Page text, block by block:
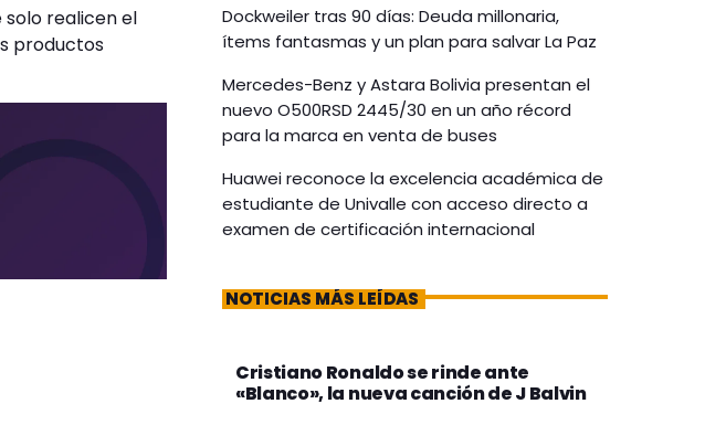
solo realicen el
productos
Dockweiler tras 90 días: Deuda millonaria,
ítems fantasmas y un plan para salvar La Paz
Mercedes-Benz y Astara Bolivia presentan el
nuevo O500RSD 2445/30 en un año récord
para la marca en venta de buses
Huawei reconoce la excelencia académica de
estudiante de Univalle con acceso directo a
examen de certificación internacional
NOTICIAS MÁS LEÍDAS
Cristiano Ronaldo se rinde ante
«Blanco», la nueva canción de J Balvin